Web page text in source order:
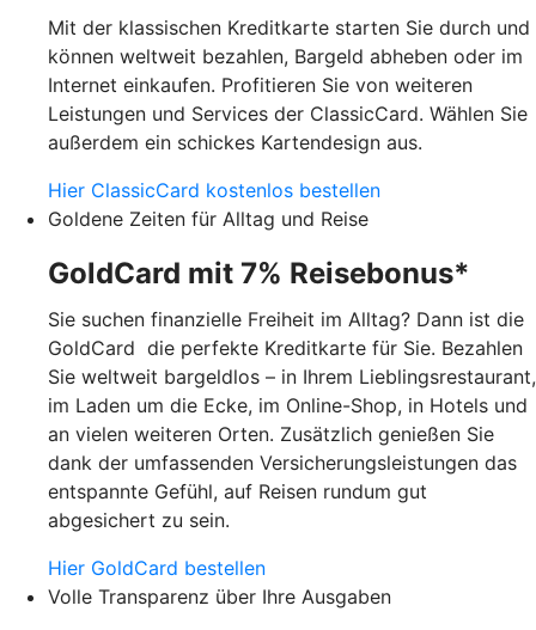
Mit der klassischen Kreditkarte starten Sie durch und
können weltweit bezahlen, Bargeld abheben oder im
Internet einkaufen. Profitieren Sie von weiteren
Leistungen und Services der ClassicCard. Wählen Sie
außerdem ein schickes Kartendesign aus.
Hier ClassicCard kostenlos bestellen
Goldene Zeiten für Alltag und Reise
GoldCard mit 7% Reisebonus*
Sie suchen finanzielle Freiheit im Alltag? Dann ist die
GoldCard die perfekte Kreditkarte für Sie. Bezahlen
Sie weltweit bargeldlos – in Ihrem Lieblingsrestaurant,
im Laden um die Ecke, im Online-Shop, in Hotels und
an vielen weiteren Orten. Zusätzlich genießen Sie
dank der umfassenden Versicherungsleistungen das
entspannte Gefühl, auf Reisen rundum gut
abgesichert zu sein.
Hier GoldCard bestellen
Volle Transparenz über Ihre Ausgaben